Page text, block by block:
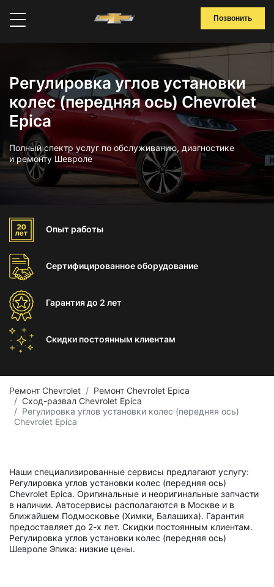
Позвонить
Регулировка углов установки
колес (передняя ось) Chevrolet
Epica
Полный спектр услуг по обслуживанию, диагностике
и ремонту Шевроле
Опыт работы
Сертифицированноеоборудование
Гарантиядо 2 лет
Скидки постоянным клиентам
Ремонт Chevrolet
Ремонт Chevrolet Epica
Сход-развал Chevrolet Epica
Регулировка углов установки колес (передняя ось)
Chevrolet Epica
Наши специализированные сервисы предлагают услугу:
Регулировка углов установки колес (передняя ось)
Chevrolet Epica. Оригинальные и неоригинальные запчасти
в наличии. Автосервисы располагаются в Москве и в
ближайшем Подмосковье (Химки, Балашиха). Гарантия
предоставляет до 2-х лет. Скидки постоянным клиентам.
Регулировка углов установки колес (передняя ось)
Шевроле Эпика: низкие цены.